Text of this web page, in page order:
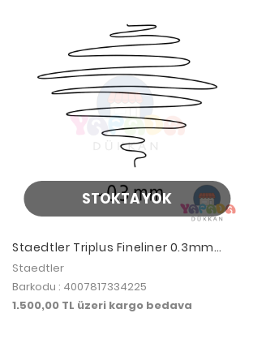
STOKTA YOK
Staedtler Triplus Fineliner 0.3mm
Magenta 334-20
Staedtler
Barkodu : 4007817334225
1.500,00 TL üzeri kargo bedava